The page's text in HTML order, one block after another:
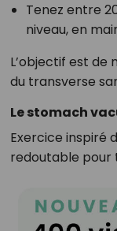
Tenez entre
niveau, en
L’objectif est
du transverse
Le stomach
Exercice inspiré
redoutable pour